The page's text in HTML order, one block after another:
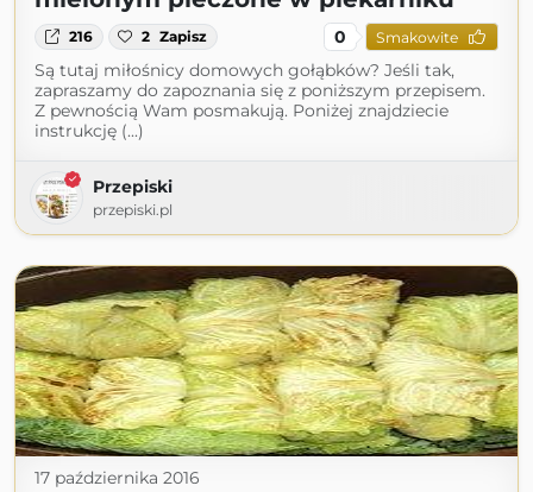
216 2 Zapisz 0 Smakowite
Są tutaj miłośnicy domowych gołąbków? Jeśli tak,
zapraszamy do zapoznania się z poniższym przepisem.
Z pewnością Wam posmakują. Poniżej znajdziecie
instrukcję (...)
Przepiski
przepiski.pl
17 października 2016